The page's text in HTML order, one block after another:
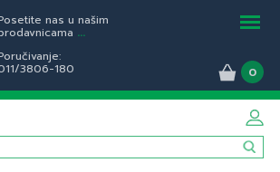
nas u našim
...
3806-180 0